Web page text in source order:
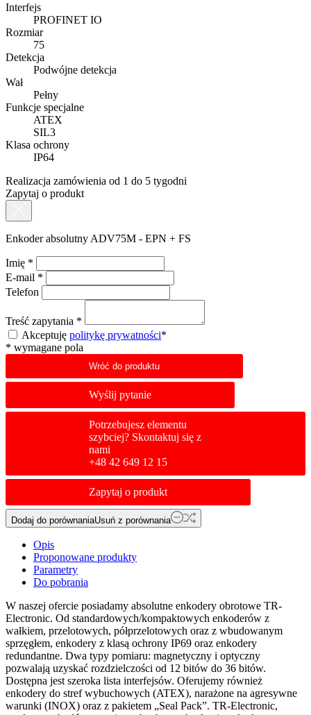
Interfejs
PROFINET IO
Rozmiar
75
Detekcja
Podwójne detekcja
Wał
Pełny
Funkcje specjalne
ATEX
SIL3
Klasa ochrony
IP64
Realizacja zamówienia od 1 do 5 tygodni
Zapytaj o produkt
Enkoder absolutny ADV75M - EPN + FS
Imię *
E-mail *
Telefon
Treść zapytania *
Akceptuję politykę prywatności*
* wymagane pola
Wróć do produktu
Wyślij pytanie
Potrzebujesz elementu
szybciej? Skontaktuj się z
nami
+48 42 649 12 15
Zapytaj o produkt
Dodaj do porównaniaUsuń z porównania
Opis
Proponowane produkty
Parametry
Do pobrania
W naszej ofercie posiadamy absolutne enkodery obrotowe TR-
Electronic. Od standardowych/kompaktowych enkoderów z
wałkiem, przelotowych, półprzelotowych oraz z wbudowanym
sprzęgłem, enkodery z klasą ochrony IP69 oraz enkodery
redundantne. Dwa typy pomiaru: magnetyczny i optyczny
pozwalają uzyskać rozdzielczości od 12 bitów do 36 bitów.
Dostępna jest szeroka lista interfejsów. Oferujemy również
enkodery do stref wybuchowych (ATEX), narażone na agresywne
warunki (INOX) oraz z pakietem „Seal Pack”. TR-Electronic,